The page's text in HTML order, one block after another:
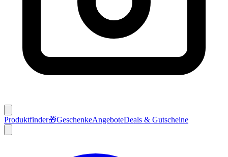
Produktfinder🎁GeschenkeAngeboteDeals & Gutscheine